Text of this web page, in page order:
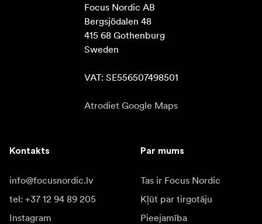
Focus Nordic AB
Bergsjödalen 48
415 68 Gothenburg
Sweden
VAT: SE556507498501
Atrodiet Google Maps
Kontakts
info@focusnordic.lv
tel: +37 12 94 89 205
Instagram
Par mums
Tas ir Focus Nordic
Kļūt par tirgotāju
Pieejamība